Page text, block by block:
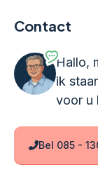
Contact
Hallo,
ik
voor u
Bel 085 -